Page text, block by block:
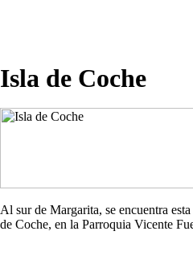
Isla de Coche
Al sur de Margarita, se encuentra
de Coche, en la Parroquia Vicente